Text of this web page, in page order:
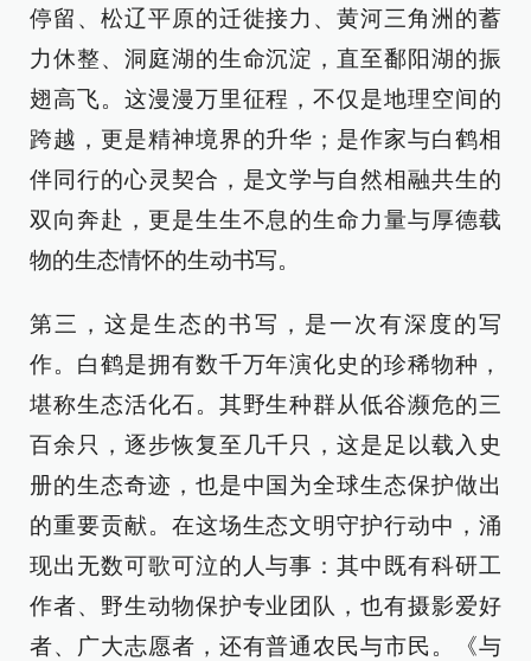
停留、松辽平原的迁徙接力、黄河三角洲的蓄
力休整、洞庭湖的生命沉淀，直至鄱阳湖的振
翅高飞。这漫漫万里征程，不仅是地理空间的
跨越，更是精神境界的升华；是作家与白鹤相
伴同行的心灵契合，是文学与自然相融共生的
双向奔赴，更是生生不息的生命力量与厚德载
物的生态情怀的生动书写。
第三，这是生态的书写，是一次有深度的写
作。白鹤是拥有数千万年演化史的珍稀物种，
堪称生态活化石。其野生种群从低谷濒危的三
百余只，逐步恢复至几千只，这是足以载入史
册的生态奇迹，也是中国为全球生态保护做出
的重要贡献。在这场生态文明守护行动中，涌
现出无数可歌可泣的人与事：其中既有科研工
作者、野生动物保护专业团队，也有摄影爱好
者、广大志愿者，还有普通农民与市民。《与